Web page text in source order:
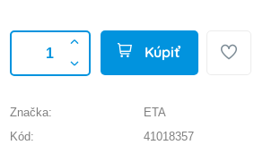
Kúpiť
Značka:
ETA
Kód:
41018357